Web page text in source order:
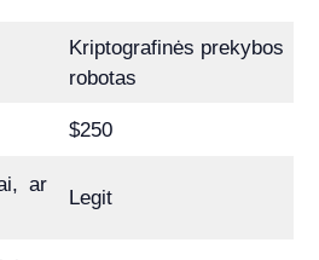
Kriptografinės prekybos
robotas
$250
Legit